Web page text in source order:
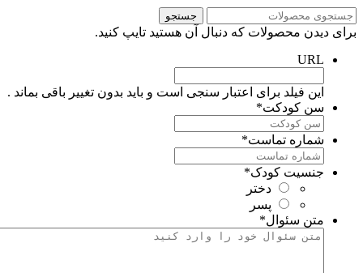
جستجو
دیدن محصولات که دنبال آن هستید تایپ کنید.
URL
این فیلد برای اعتبار سنجی است و باید بدون تغییر باقی بماند .
سن کودکت*
شماره تماست*
جنسیت کودک*
دختر
پسر
متن سئوال *